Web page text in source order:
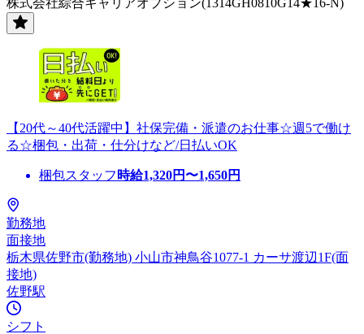
【20代～40代活躍中】社保完備・派遣のお仕事☆週5で働け
る☆梱包・出荷・仕分けなど/日払いOK
梱包スタッフ 時給1,320円〜1,650円
勤務地
面接地
栃木県佐野市(勤務地) 小山市神鳥谷1077-1 カーサ渡辺1F(面
接地)
佐野駅
シフト